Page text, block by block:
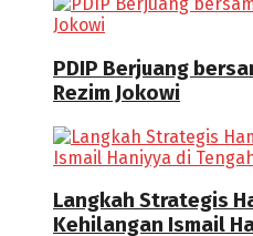
PDIP Berjuang
Rezim Jokowi
Langkah Strategis
Kehilangan Ismail